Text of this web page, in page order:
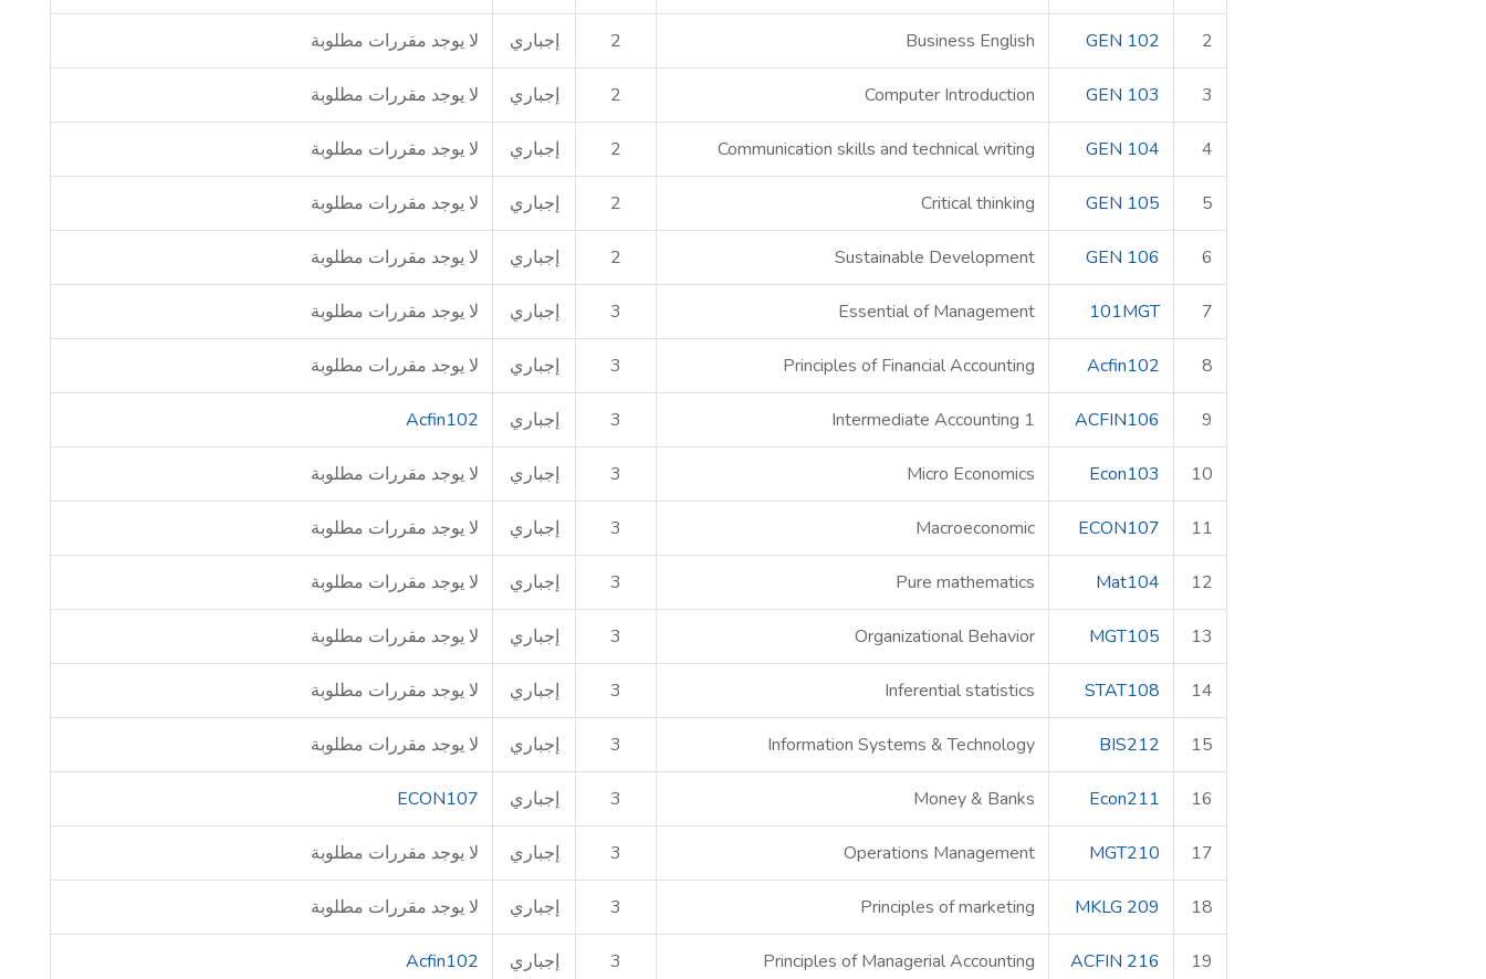
2
GEN 102
Business English
2 إجباري لا يوجد مقررات مطلوبة
3
GEN 103
Computer Introduction
2 إجباري لا يوجد مقررات مطلوبة
4
GEN 104
Communication skills and technical writing
2 إجباري لا يوجد مقررات مطلوبة
5
GEN 105
Critical thinking
2 إجباري لا يوجد مقررات مطلوبة
6
GEN 106
Sustainable Development
2 إجباري لا يوجد مقررات مطلوبة
7
101MGT
Essential of Management
3 إجباري لا يوجد مقررات مطلوبة
8
Acfin102
Principles of Financial Accounting
3 إجباري لا يوجد مقررات مطلوبة
9
ACFIN106
Intermediate Accounting 1
3 إجباري Acfin102
10
Econ103
Micro Economics
3 إجباري لا يوجد مقررات مطلوبة
11
ECON107
Macroeconomic
3 إجباري لا يوجد مقررات مطلوبة
12
Mat104
Pure mathematics
3 إجباري لا يوجد مقررات مطلوبة
13
MGT105
Organizational Behavior
3 إجباري لا يوجد مقررات مطلوبة
14
STAT108
Inferential statistics
3 إجباري لا يوجد مقررات مطلوبة
15
BIS212
Information Systems & Technology
3 إجباري لا يوجد مقررات مطلوبة
16
Econ211
Money & Banks
3 إجباري ECON107
17
MGT210
Operations Management
3 إجباري لا يوجد مقررات مطلوبة
18
MKLG 209
Principles of marketing
3 إجباري لا يوجد مقررات مطلوبة
19
ACFIN 216
Principles of Managerial Accounting
3 إجباري Acfin102